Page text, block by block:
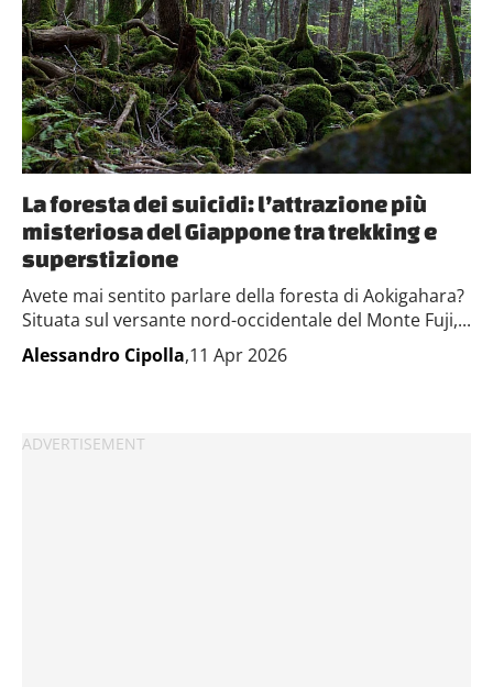
La foresta dei suicidi: l’attrazione più
misteriosa del Giappone tra trekking e
superstizione
Avete mai sentito parlare della foresta di Aokigahara?
Situata sul versante nord-occidentale del Monte Fuji,...
Alessandro Cipolla,11 Apr 2026